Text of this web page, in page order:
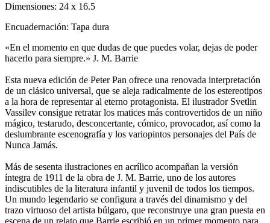
Dimensiones: 24 x 16.5
Encuadernación: Tapa dura
«En el momento en que dudas de que puedes volar, dejas de poder
hacerlo para siempre.» J. M. Barrie
Esta nueva edición de Peter Pan ofrece una renovada interpretación
de un clásico universal, que se aleja radicalmente de los estereotipos
a la hora de representar al eterno protagonista. El ilustrador Svetlin
Vassilev consigue retratar los matices más controvertidos de un niño
mágico, testarudo, desconcertante, cómico, provocador, así como la
deslumbrante escenografía y los variopintos personajes del País de
Nunca Jamás.
Más de sesenta ilustraciones en acrílico acompañan la versión
íntegra de 1911 de la obra de J. M. Barrie, uno de los autores
indiscutibles de la literatura infantil y juvenil de todos los tiempos.
Un mundo legendario se configura a través del dinamismo y del
trazo virtuoso del artista búlgaro, que reconstruye una gran puesta en
escena de un relato que Barrie escribió en un primer momento para